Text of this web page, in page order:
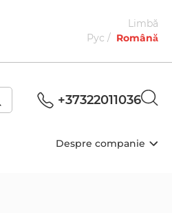
Limbă
Рус
Română
+37322011036
Despre companie